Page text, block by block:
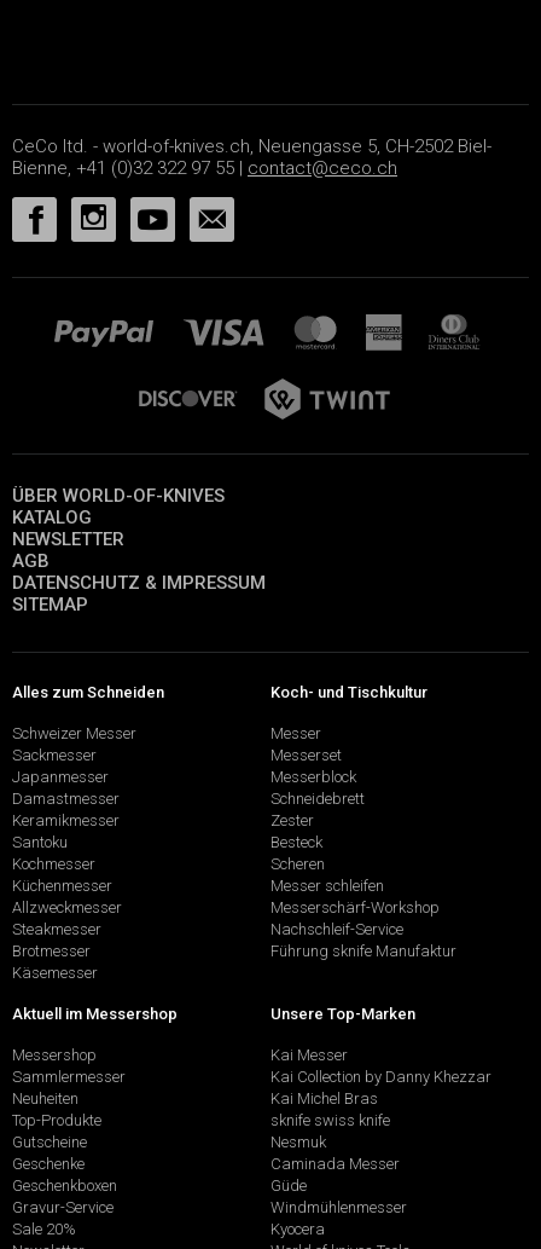
CeCo ltd. - world-of-knives.ch, Neuengasse 5, CH-2502 Biel-
Bienne, +41 (0)32 322 97 55 | contact@ceco.ch
ÜBER WORLD-OF-KNIVES
KATALOG
NEWSLETTER
AGB
DATENSCHUTZ & IMPRESSUM
SITEMAP
Alles zum Schneiden
Schweizer Messer
Sackmesser
Japanmesser
Damastmesser
Keramikmesser
Santoku
Kochmesser
Küchenmesser
Allzweckmesser
Steakmesser
Brotmesser
Käsemesser
Koch- und Tischkultur
Messer
Messerset
Messerblock
Schneidebrett
Zester
Besteck
Scheren
Messer schleifen
Messerschärf-Workshop
Nachschleif-Service
Führung sknife Manufaktur
Aktuell im Messershop
Messershop
Sammlermesser
Neuheiten
Top-Produkte
Gutscheine
Geschenke
Geschenkboxen
Gravur-Service
Sale 20%
Unsere Top-Marken
Kai Messer
Kai Collection by Danny Khezzar
Kai Michel Bras
sknife swiss knife
Nesmuk
Caminada Messer
Güde
Windmühlenmesser
Kyocera